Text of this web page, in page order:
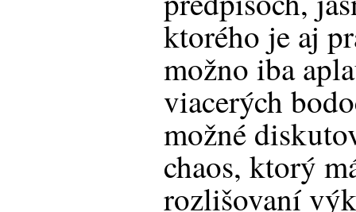
ktorého je aj
možno iba
viacerých
možné
chaos, ktorý
rozlišovaní